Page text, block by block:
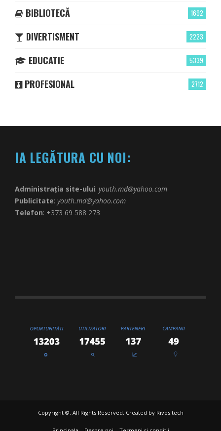
1692
BIBLIOTECĂ
2223
DIVERTISMENT
5339
EDUCATIE
2712
PROFESIONAL
IA LEGĂTURA CU NOI:
Administrația site-ului: youth.md@yahoo.com
Publicitate: youth.md@yahoo.com
Telefon: +373 69 588 273
Copyright ©. All Rights Reserved. Created by Rivos.tech